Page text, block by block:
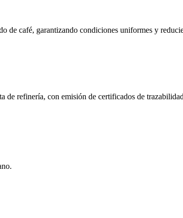
de café, garantizando condiciones uniformes y
de refinería, con emisión de certificados de